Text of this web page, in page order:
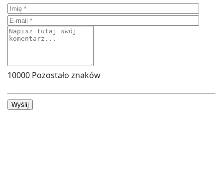
10000 Pozostało znaków
Wyślij